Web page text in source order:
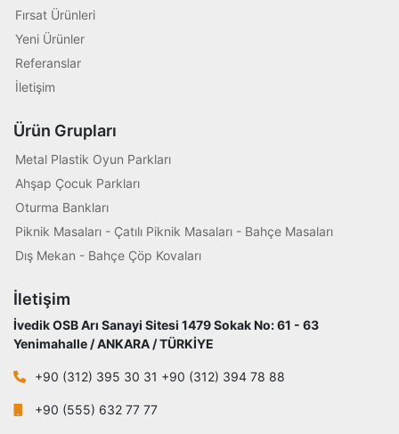
Fırsat Ürünleri
Yeni Ürünler
Referanslar
İletişim
Ürün Grupları
Metal Plastik Oyun Parkları
Ahşap Çocuk Parkları
Oturma Bankları
Piknik Masaları - Çatılı Piknik Masaları - Bahçe Masaları
Dış Mekan - Bahçe Çöp Kovaları
İletişim
İvedik OSB Arı Sanayi Sitesi 1479 Sokak No: 61 - 63
Yenimahalle / ANKARA / TÜRKİYE
+90 (312) 395 30 31 +90 (312) 394 78 88
+90 (555) 632 77 77